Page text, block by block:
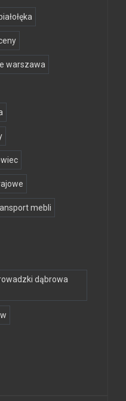
warszawa
mebli
dąbrowa